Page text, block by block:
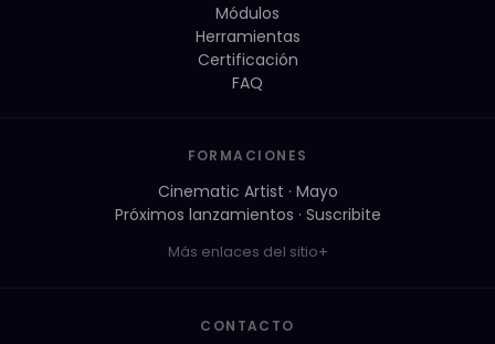
Módulos
Herramientas
Certificación
FAQ
FORMACIONES
Cinematic Artist · Mayo
Próximos lanzamientos · Suscribite
Más enlaces del sitio
CONTACTO